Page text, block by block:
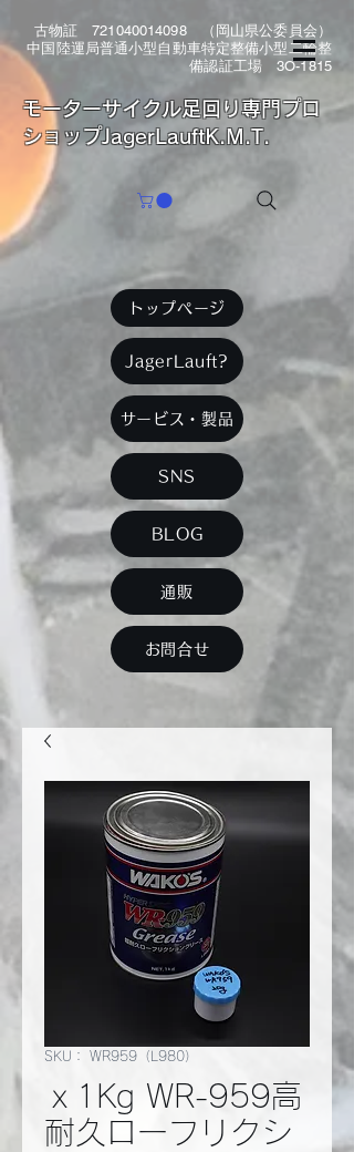
古物証721040014098（岡山県公委員会）
中国陸運局普通小型自動車特定整備小型二輪整
備認証工場 3O-1815
​モーターサイクル足回り専門プロ
ショップJagerLauftK.M.T.
トップページ
JagerLauft?
サービス・製品
SNS
BLOG
通販
お問合せ
SKU： WR959（L980）
ｘ1Kg WR-959高
耐久ローフリクシ